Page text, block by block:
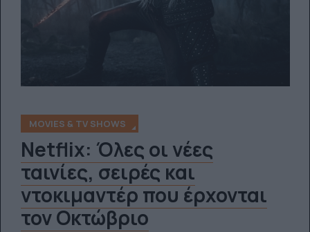
MOVIES & TV SHOWS
Netflix: Όλες οι νέες
ταινίες, σειρές και
ντοκιμαντέρ που έρχονται
τον Οκτώβριο